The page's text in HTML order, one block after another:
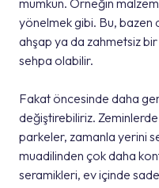
mümkün. Örneğin
yönelmek gibi. Bu, bazen
ahşap ya da zahmetsiz
sehpa olabilir.
Fakat öncesinde daha
değiştirebiliriz.
parkeler, zamanla yerini
muadilinden çok daha
seramikleri, ev içinde